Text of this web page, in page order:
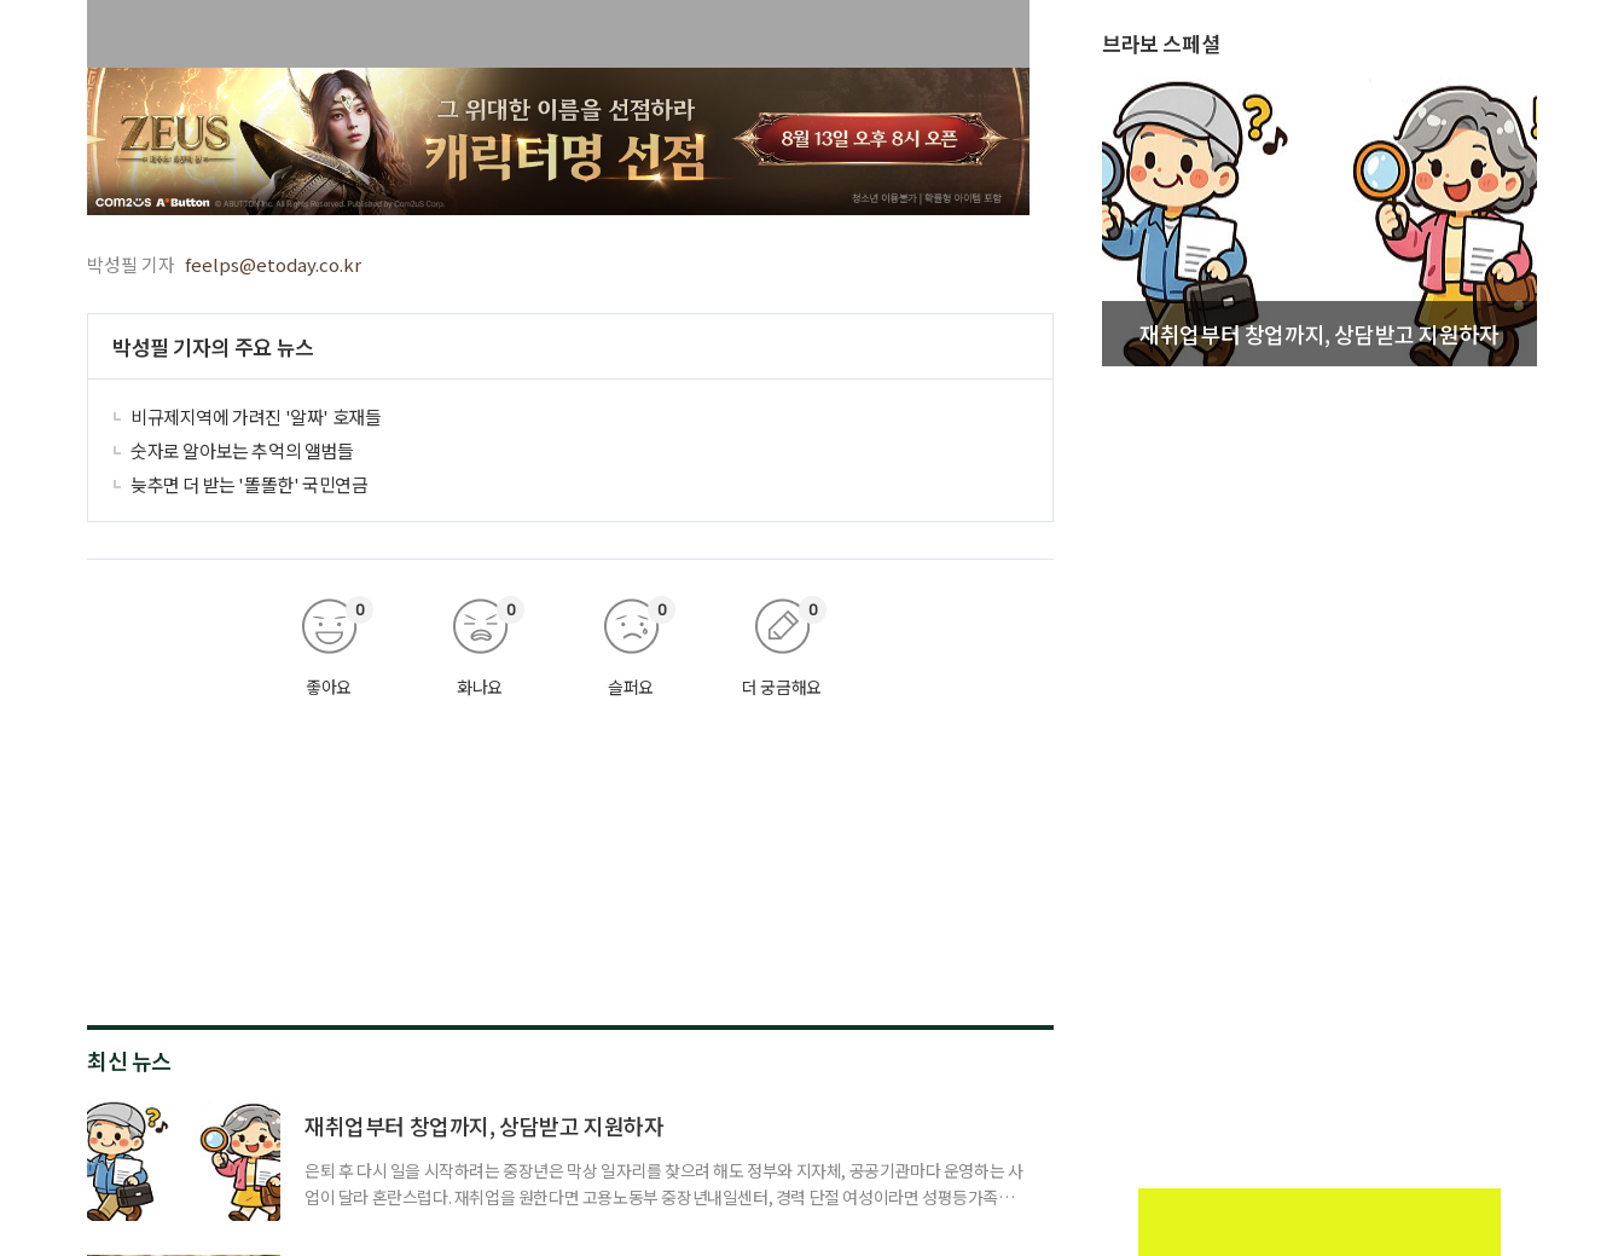
박성필 기자 feelps@etoday.co.kr
박성필 기자의 주요 뉴스
비규제지역에 가려진 '알짜' 호재들
숫자로 알아보는 추억의 앨범들
늦추면 더 받는 '똘똘한' 국민연금
좋아요
0
화나요
0
슬퍼요
0
더 궁금해요
0
최신 뉴스
재취업부터 창업까지, 상담받고 지원하자
은퇴 후 다시 일을 시작하려는 중장년은 막상 일자리를 찾으려 해도 정부와 지자체, 공공기관마다 운영하는 사
업이 달라 혼란스럽다. 재취업을 원한다면 고용노동부 중장년내일센터, 경력 단절 여성이라면 성평등가족부
브라보 스페셜
재취업부터 창업까지, 상담받고 지원하자